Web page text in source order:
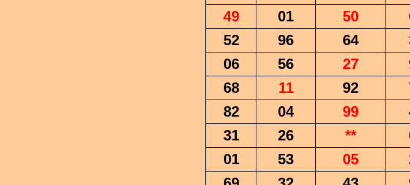
49
01 50
52
96 64
06
56 27
68
11 92
82
04 99
31
26 **
01
53 05